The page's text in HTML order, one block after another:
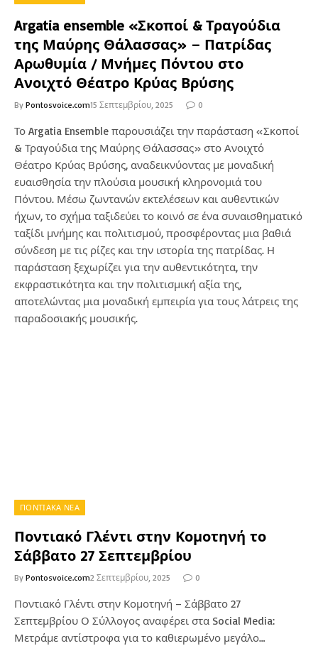
Argatia ensemble «Σκοποί & Τραγούδια
της Μαύρης Θάλασσας» – Πατρίδας
Αρωθυμία / Μνήμες Πόντου στο
Ανοιχτό Θέατρο Κρύας Βρύσης
By Pontosvoice.com15 Σεπτεμβρίου, 2025 0
Το Argatia Ensemble παρουσιάζει την παράσταση «Σκοποί
& Τραγούδια της Μαύρης Θάλασσας» στο Ανοιχτό
Θέατρο Κρύας Βρύσης, αναδεικνύοντας με μοναδική
ευαισθησία την πλούσια μουσική κληρονομιά του
Πόντου. Μέσω ζωντανών εκτελέσεων και αυθεντικών
ήχων, το σχήμα ταξιδεύει το κοινό σε ένα συναισθηματικό
ταξίδι μνήμης και πολιτισμού, προσφέροντας μια βαθιά
σύνδεση με τις ρίζες και την ιστορία της πατρίδας. Η
παράσταση ξεχωρίζει για την αυθεντικότητα, την
εκφραστικότητα και την πολιτισμική αξία της,
αποτελώντας μια μοναδική εμπειρία για τους λάτρεις της
παραδοσιακής μουσικής.
ΠΟΝΤΙΑΚΑ ΝΕΑ
Ποντιακό Γλέντι στην Κομοτηνή το
Σάββατο 27 Σεπτεμβρίου
By Pontosvoice.com2 Σεπτεμβρίου, 2025 0
Ποντιακό Γλέντι στην Κομοτηνή – Σάββατο 27
Σεπτεμβρίου Ο Σύλλογος αναφέρει στα Social Media:
Μετράμε αντίστροφα για το καθιερωμένο μεγάλο…